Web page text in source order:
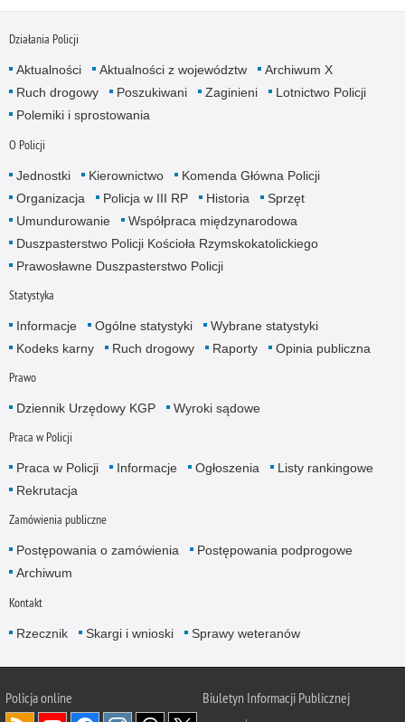
Działania Policji
Aktualności Aktualności z województw
Archiwum X
Ruch drogowy
Poszukiwani Zaginieni
Lotnictwo Policji
Polemiki i sprostowania
O Policji
Jednostki Kierownictwo
Komenda Główna Policji
Organizacja
Policja w III RP Historia
Sprzęt
Umundurowanie
Współpraca międzynarodowa
Duszpasterstwo Policji Kościoła Rzymskokatolickiego
Prawosławne Duszpasterstwo Policji
Statystyka
Informacje Ogólne statystyki
Wybrane statystyki
Kodeks karny
Ruch drogowy Raporty Opinia publiczna
Prawo
Dziennik Urzędowy KGP Wyroki sądowe
Praca w Policji
Praca w Policji Informacje Ogłoszenia
Listy rankingowe
Rekrutacja
Zamówienia publiczne
Postępowania o zamówienia
Postępowania podprogowe
Archiwum
Kontakt
Rzecznik Skargi i wnioski Sprawy weteranów
Policjaonline
Biuletyn Informacji Publicznej